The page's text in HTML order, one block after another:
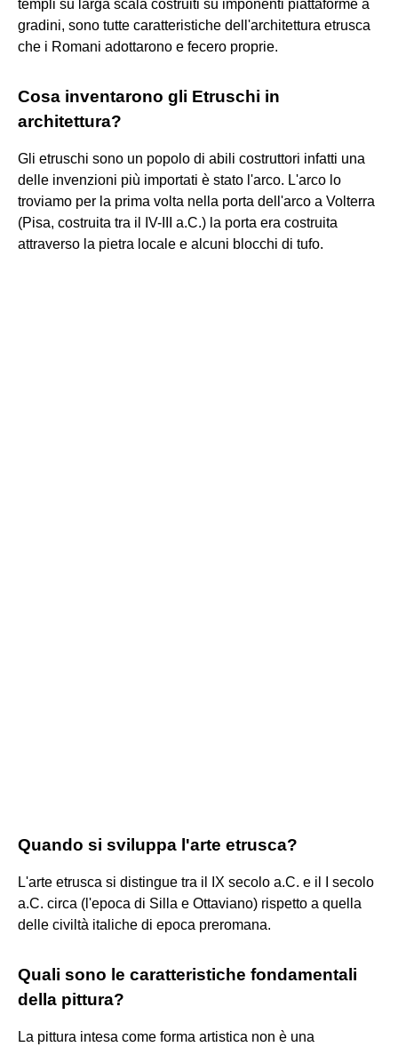
templi su larga scala costruiti su imponenti piattaforme a
gradini, sono tutte caratteristiche dell'architettura etrusca
che i Romani adottarono e fecero proprie.
Cosa inventarono gli Etruschi in
architettura?
Gli etruschi sono un popolo di abili costruttori infatti una
delle invenzioni più importati è stato l'arco. L'arco lo
troviamo per la prima volta nella porta dell'arco a Volterra
(Pisa, costruita tra il IV-III a.C.) la porta era costruita
attraverso la pietra locale e alcuni blocchi di tufo.
Quando si sviluppa l'arte etrusca?
L'arte etrusca si distingue tra il IX secolo a.C. e il I secolo
a.C. circa (l'epoca di Silla e Ottaviano) rispetto a quella
delle civiltà italiche di epoca preromana.
Quali sono le caratteristiche fondamentali
della pittura?
La pittura intesa come forma artistica non è una